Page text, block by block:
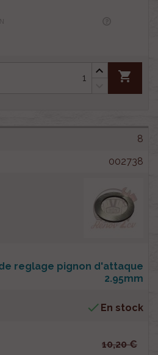
shopping_cart
8
002738
reglage pignon d'attaque
2.95mm
 En stock
10,20 €